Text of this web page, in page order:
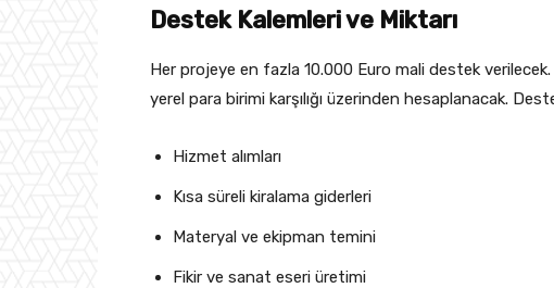
Destek Kalemleri ve Miktarı
Her projeye en fazla 10.000 Euro mali destek
yerel para birimi karşılığı üzerinden hesaplanacak.
Hizmet alımları
Kısa süreli kiralama giderleri
Materyal ve ekipman temini
Fikir ve sanat eseri üretimi